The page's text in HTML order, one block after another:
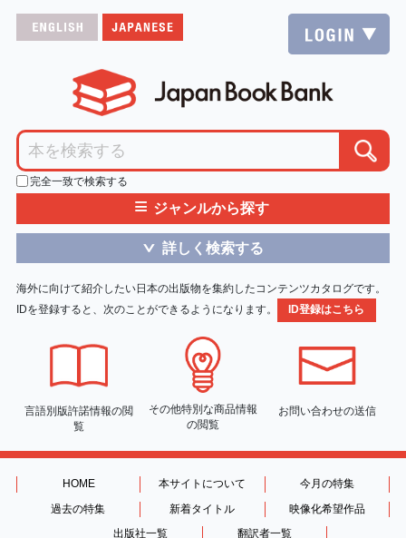
完全一致で検索する
≡ ジャンルから探す
＞ 詳しく検索する
海外に向けて紹介したい日本の出版物を集約したコンテンツカタログです。
IDを登録すると、次のことができるようになります。
ID登録はこちら
言語別版許諾情報の閲
覧
その他特別な商品情報
の閲覧
お問い合わせの送信
HOME 本サイトについて
今月の特集
過去の特集
新着タイトル
映像化希望作品
出版社一覧
翻訳者一覧